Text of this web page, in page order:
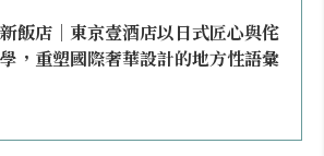
飯店｜東京壹酒店以日式匠心與侘
，重塑國際奢華設計的地方性語彙